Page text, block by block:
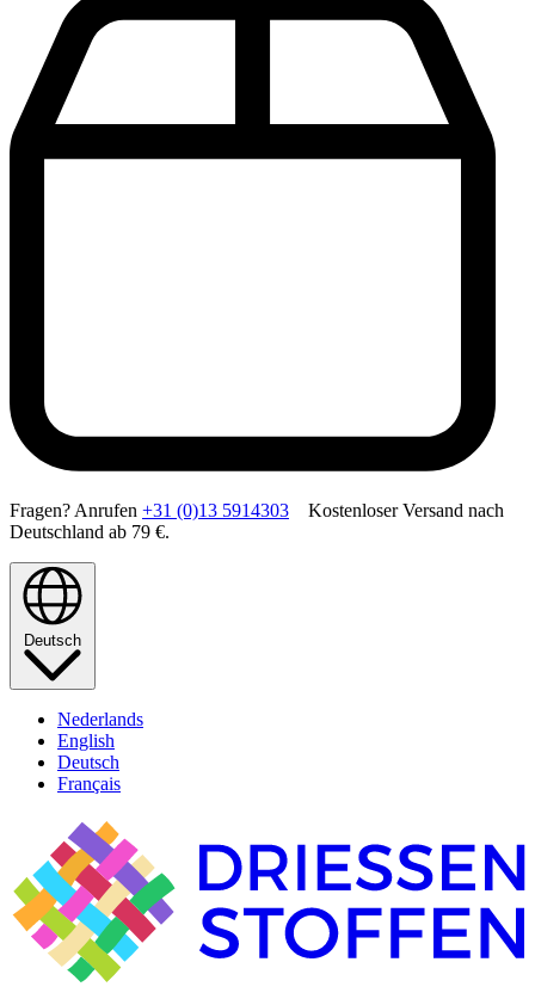
Fragen? Anrufen +31 (0)13 5914303 Kostenloser Versand nach
Deutschland ab 79 €.
Deutsch
Nederlands
English
Deutsch
Français